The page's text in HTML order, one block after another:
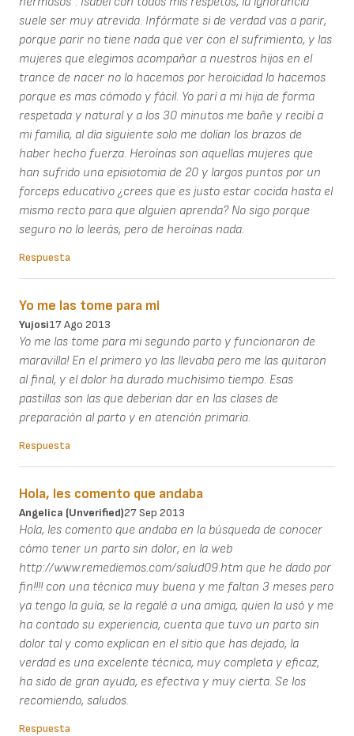
suele ser muy atrevida. Infórmate si de verdad vas a parir,
porque parir no tiene nada que ver con el sufrimiento, y las
mujeres que elegimos acompañar a nuestros hijos en el
trance de nacer no lo hacemos por heroicidad lo hacemos
porque es mas cómodo y fácil. Yo parí a mi hija de forma
respetada y natural y a los 30 minutos me bañe y recibí a
mi familia, al día siguiente solo me dolían los brazos de
haber hecho fuerza. Heroínas son aquellas mujeres que
han sufrido una episiotomia de 20 y largos puntos por un
forceps educativo ¿crees que es justo estar cocida hasta el
mismo recto para que alguien aprenda? No sigo porque
seguro no lo leerás, pero de heroínas nada.
Respuesta
Yo me las tome para mi
Yujosi17 Ago 2013
Yo me las tome para mi segundo parto y funcionaron de
maravilla! En el primero yo las llevaba pero me las quitaron
al final, y el dolor ha durado muchisimo tiempo. Esas
pastillas son las que deberian dar en las clases de
preparación al parto y en atención primaria.
Respuesta
Hola, les comento que andaba
Angelica (unverified)27 Sep 2013
Hola, les comento que andaba en la búsqueda de conocer
cómo tener un parto sin dolor, en la web
http://www.remediemos.com/salud09.htm que he dado por
fin!!!! con una técnica muy buena y me faltan 3 meses pero
ya tengo la guía, se la regalé a una amiga, quien la usó y me
ha contado su experiencia, cuenta que tuvo un parto sin
dolor tal y como explican en el sitio que has dejado, la
verdad es una excelente técnica, muy completa y eficaz,
ha sido de gran ayuda, es efectiva y muy cierta. Se los
recomiendo, saludos.
Respuesta